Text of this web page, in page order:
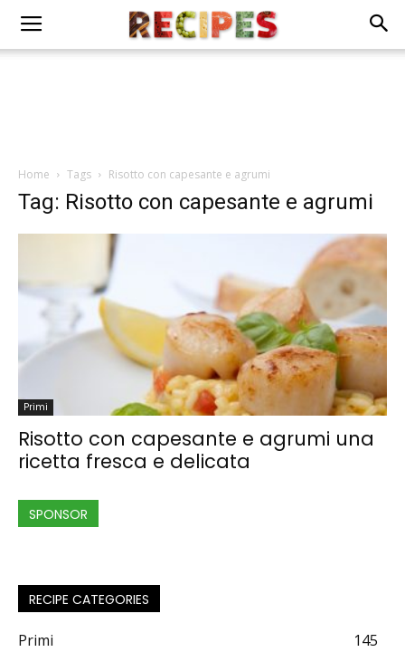
Home Tags Risotto con capesante e agrumi
Tag: Risotto con capesante e agrumi
Primi
Risotto con capesante e agrumi una
ricetta fresca e delicata
SPONSOR
RECIPE CATEGORIES
Primi
145